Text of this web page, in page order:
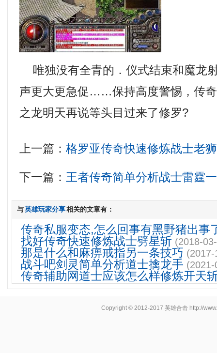
唯独没有全青的．仪式结束和魔龙
声更大更急促……保持高度警惕，传
之龙明天再说等头目过来了修罗?
上一篇：格罗亚传奇快速修炼战士老
下一篇： 王者传奇简单分析战士雷霆
与英雄玩家分享相关的文章有：
传奇私服变态,怎么回事有黑野猪出事
找好传奇快速修炼战士劈星斩 (2018-
那是什么和麻痹戒指另一条技巧
战斗吧剑灵简单分析道士擒龙手
传奇辅助网道士应该怎么样修炼开天
Copyright © 2012-2017 英雄合击 http://